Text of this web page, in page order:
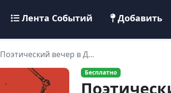
Лента Событий Добавить
Поэтический вечер в Д…
Бесплатно